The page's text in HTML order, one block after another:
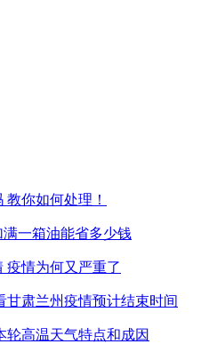
你如何处理！
一箱油能省多少钱
疫情为何又严重了
甘肃兰州疫情预计结束时间
轮高温天气特点和成因